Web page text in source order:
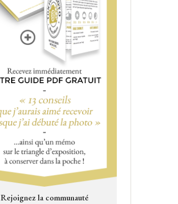
Rejoignez la communauté